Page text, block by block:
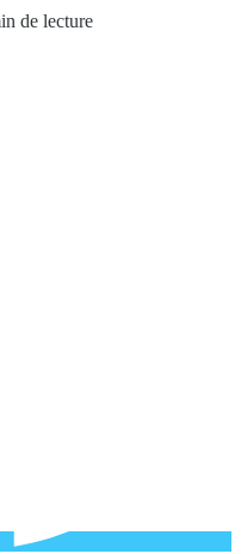
de lecture